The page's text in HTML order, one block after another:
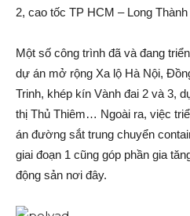
2, cao tốc TP HCM – Long
Một số công trình đã và đang
dự án mở rộng Xa lộ Hà Nội,
Trinh, khép kín Vành đai 2 và 3,
thị Thủ Thiêm… Ngoài ra, việc
án đường sắt trung chuyển
giai đoạn 1 cũng góp phần gia
động sản nơi đây.